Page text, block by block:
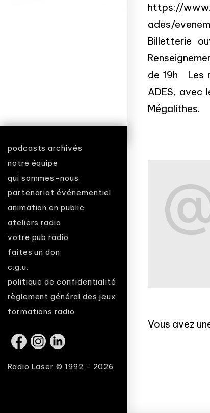
podcasts archivés
notre équipe
qui sommes-nous
partenariat événementiel
animation en public
ateliers radio
votre pub radio
faites un don
c.g.u.
politique de confidentialité
règlement général des jeux
formations radio
Radio Laser © 1992 - 2026
https://
ades/
Billetterie
de 19h Les
ADES, avec
Mégalithes.
Vous avez